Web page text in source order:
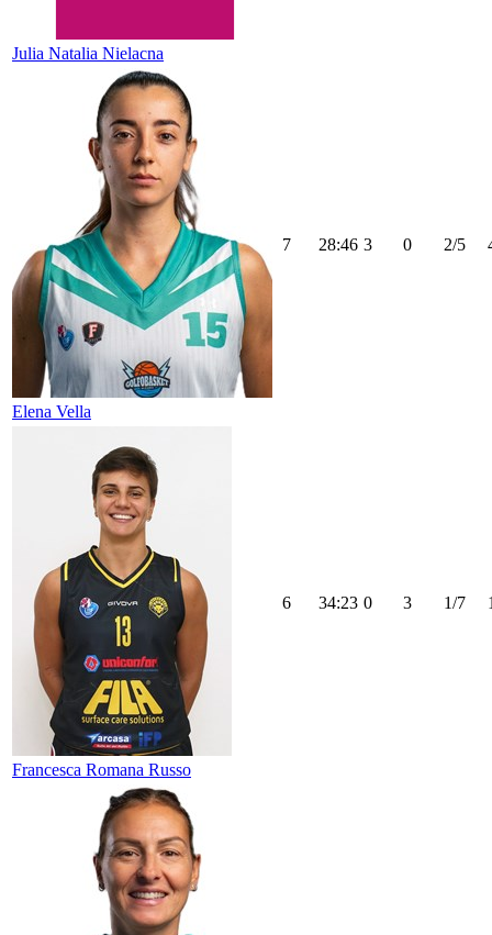
Julia Natalia Nielacna
Elena Vella
7 28:46 3 0 2/5
Francesca Romana Russo
6 34:23 0 3 1/7